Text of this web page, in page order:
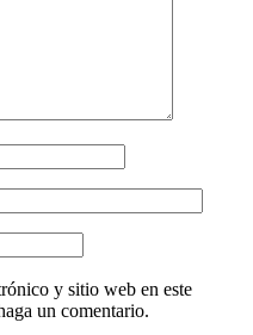
y sitio web en este
un comentario.